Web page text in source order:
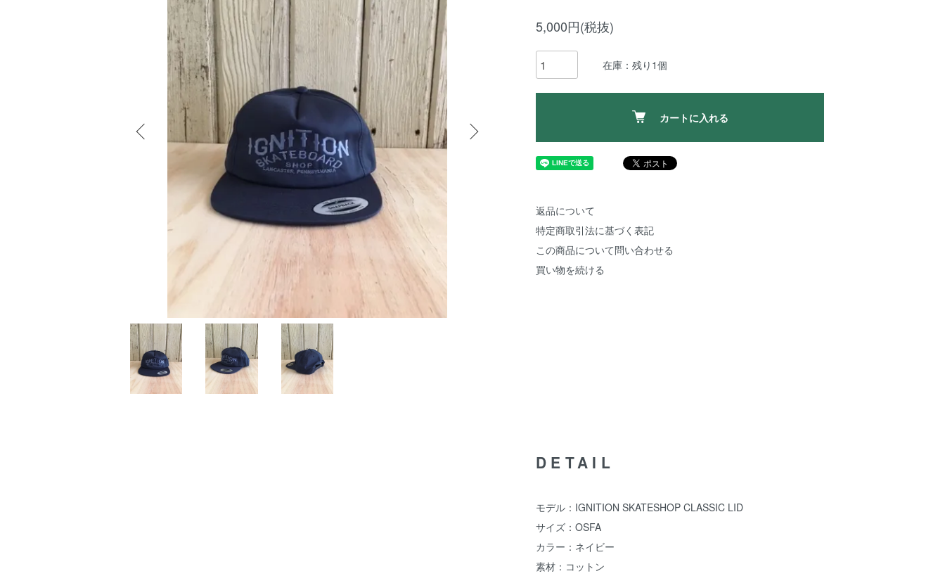
5,000円(税抜)
在庫：残り1個
カートに入れる
返品について
特定商取引法に基づく表記
この商品について問い合わせる
買い物を続ける
DETAIL
モデル：IGNITION SKATESHOP CLASSIC LID
サイズ：OSFA
カラー：ネイビー
素材：コットン